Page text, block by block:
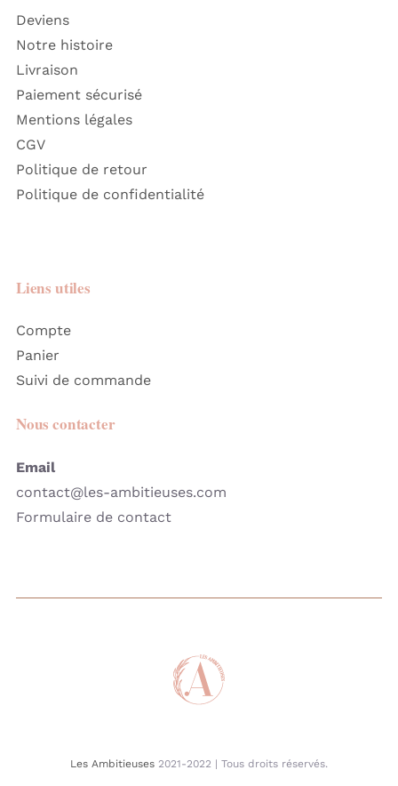
Deviens
Notre histoire
Livraison
Paiement sécurisé
Mentions légales
CGV
Politique de retour
Politique de confidentialité
Liens utiles
Compte
Panier
Suivi de commande
Nous contacter
Email
contact@les-ambitieuses.com
Formulaire de contact
Les Ambitieuses 2021-2022 | Tous droits réservés.